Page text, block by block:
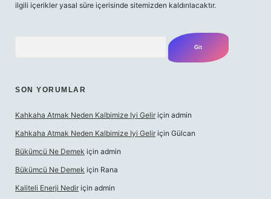
ilgili içerikler yasal süre içerisinde sitemizden kaldırılacaktır.
SON YORUMLAR
Kahkaha Atmak Neden Kalbimize Iyi Gelir için admin
Kahkaha Atmak Neden Kalbimize Iyi Gelir için Gülcan
Bükümcü Ne Demek için admin
Bükümcü Ne Demek için Rana
Kaliteli Enerji Nedir için admin